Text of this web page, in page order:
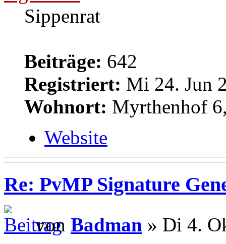
Sippenrat
Beiträge: 642
Registriert: Mi 24. Jun
Wohnort: Myrthenhof
Website
Re: PvMP Signature
von Badman » Di 4.